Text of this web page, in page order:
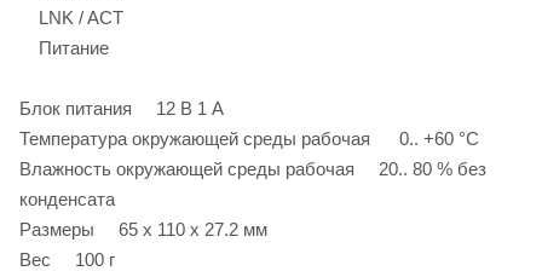
LNK / ACT
Питание
Блок питания 12 В 1 А
Температура окружающей среды рабочая 0.. +60 °C
Влажность окружающей среды рабочая 20.. 80 % без
конденсата
Размеры 65 x 110 x 27.2 мм
Вес 100 г